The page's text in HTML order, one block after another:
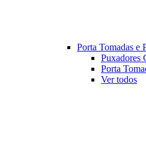
Porta Tomadas e
Puxadores
Porta
Ver todos